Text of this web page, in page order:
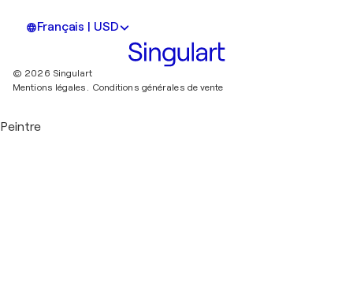
Français | USD
© 2026 Singulart
Mentions légales. Conditions générales de vente
Peintre